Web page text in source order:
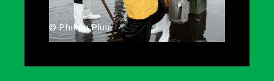
© Philipp Plum